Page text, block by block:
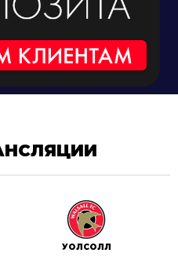
УОЛСОЛЛ